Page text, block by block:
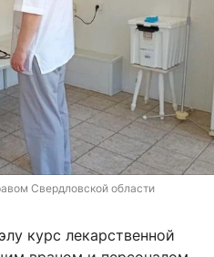
Свердловской области
курс лекарственной